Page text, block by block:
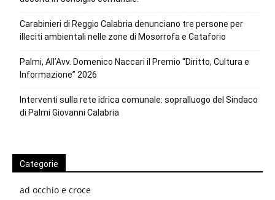
Carabinieri di Reggio Calabria denunciano tre persone per
illeciti ambientali nelle zone di Mosorrofa e Cataforio
Palmi, All’Avv. Domenico Naccari il Premio “Diritto, Cultura e
Informazione” 2026
Interventi sulla rete idrica comunale: sopralluogo del Sindaco
di Palmi Giovanni Calabria
Categorie
ad occhio e croce